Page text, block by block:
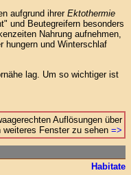
aufgrund ihrer Ektothermie
und Beutegreifern besonders
Nahrung aufnehmen,
hungern und Winterschlaf
lag. Um so wichtiger ist
Auflösungen über
Fenster zu sehen =>
Habitate